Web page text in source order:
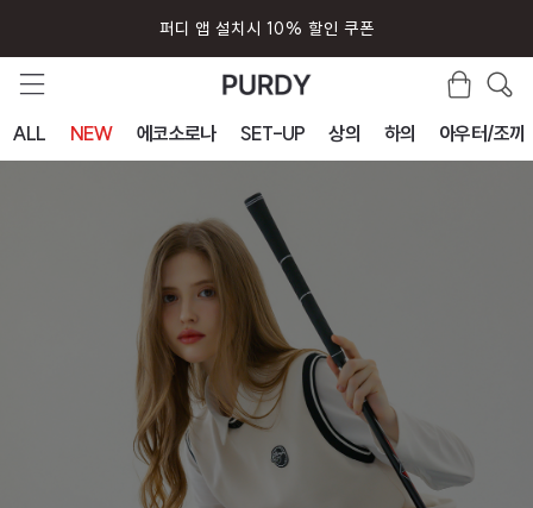
회원가입시 즉시 사용 5000원 쿠폰
ALL NEW 에코소로나 SET-UP 상의 하의 아우터/조끼